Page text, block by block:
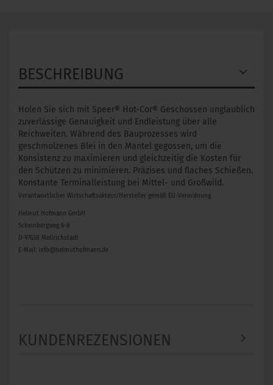
BESCHREIBUNG
Holen Sie sich mit Speer® Hot-Cor® Geschossen unglaublich
zuverlässige Genauigkeit und Endleistung über alle
Reichweiten. Während des Bauprozesses wird
geschmolzenes Blei in den Mantel gegossen, um die
Konsistenz zu maximieren und gleichzeitig die Kosten für
den Schützen zu minimieren. Präzises und flaches Schießen.
Konstante Terminalleistung bei Mittel- und Großwild.
Verantwortlicher Wirtschaftsakteur/Hersteller gemäß EU-Verordnung
Helmut Hofmann GmbH
Scheinbergweg 6-8
D-97638 Mellrichstadt
E-Mail: info@helmuthofmann.de
KUNDENREZENSIONEN